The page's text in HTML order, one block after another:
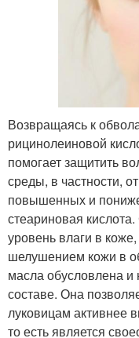
Возвращаясь к
рицинолеиновой
помогает защитить
среды, в частности,
повышенных и
стеариновая
уровень влаги в
шелушением кожи в
масла обусловлена
составе. Она
луковицам активнее
то есть является